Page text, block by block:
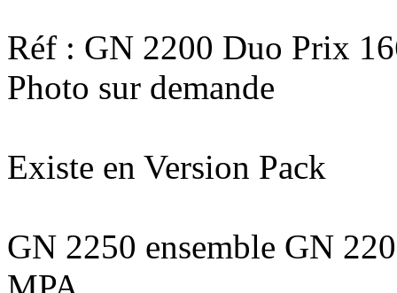
Réf : GN 2200 Duo Prix
Photo sur demande
Existe en Version Pack
GN 2250 ensemble GN